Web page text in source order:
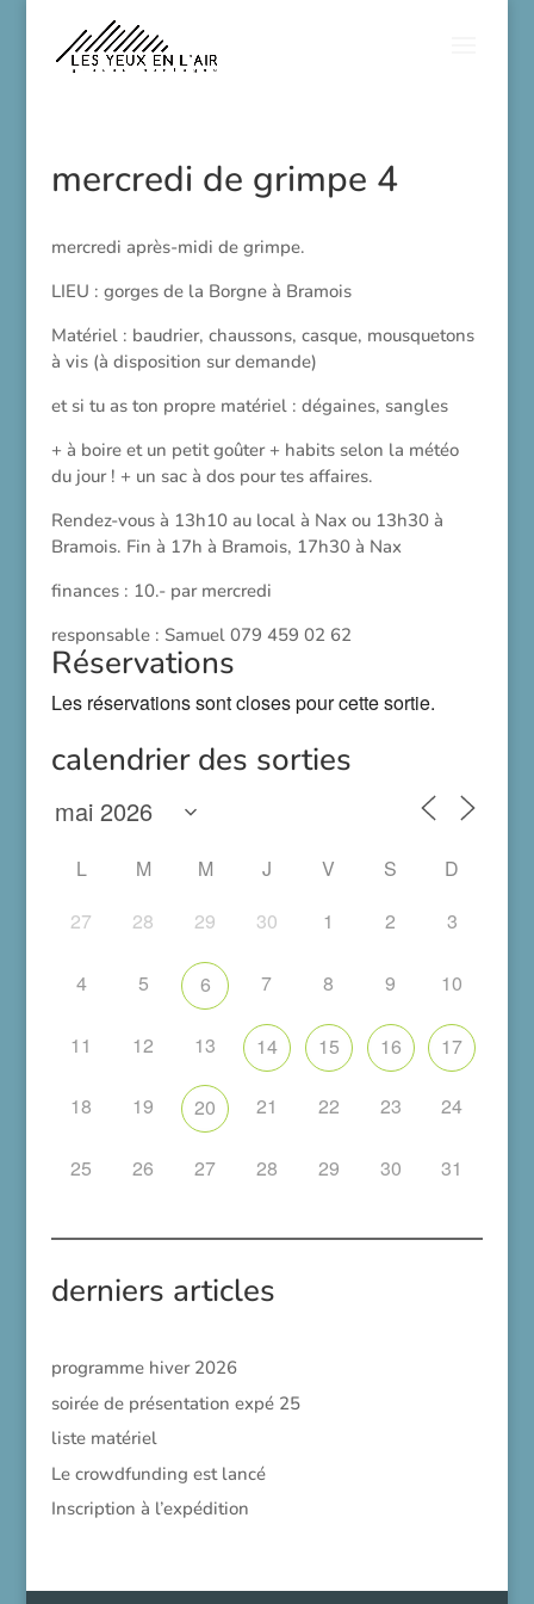
mercredi de grimpe 4
mercredi après-midi de grimpe.
LIEU : gorges de la Borgne à Bramois
Matériel : baudrier, chaussons, casque, mousquetons
à vis (à disposition sur demande)
et si tu as ton propre matériel : dégaines, sangles
+ à boire et un petit goûter + habits selon la météo
du jour ! + un sac à dos pour tes affaires.
Rendez-vous à 13h10 au local à Nax ou 13h30 à
Bramois. Fin à 17h à Bramois, 17h30 à Nax
finances : 10.- par mercredi
responsable : Samuel 079 459 02 62
Réservations
Les réservations sont closes pour cette sortie.
calendrier des sorties
L M M J V S
D
27
28 29 30 1 2 3
4 5 6 7 8 9 10
11 12 13 14 15 16 17
18 19 20 21 22 23 24
25 26 27 28 29 30 31
derniers articles
programme hiver 2026
soirée de présentation expé 25
liste matériel
Le crowdfunding est lancé
Inscription à l’expédition